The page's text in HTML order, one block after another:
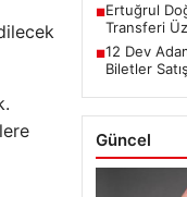
■Ertuğrul
Transferi
■12 Dev
Biletler
Güncel